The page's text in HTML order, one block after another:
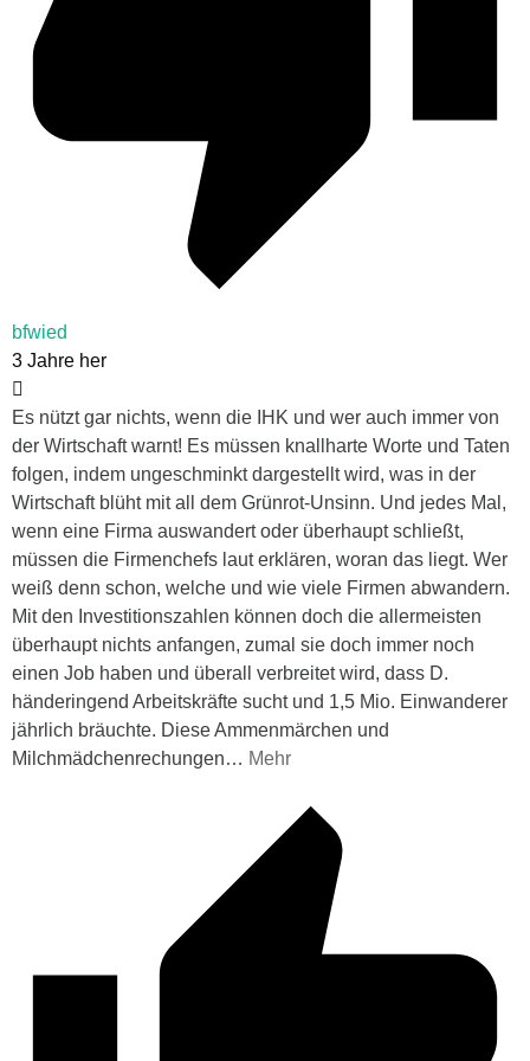
bfwied
3 Jahre her
Es nützt gar nichts, wenn die IHK und wer auch immer von
der Wirtschaft warnt! Es müssen knallharte Worte und Taten
folgen, indem ungeschminkt dargestellt wird, was in der
Wirtschaft blüht mit all dem Grünrot-Unsinn. Und jedes Mal,
wenn eine Firma auswandert oder überhaupt schließt,
müssen die Firmenchefs laut erklären, woran das liegt. Wer
weiß denn schon, welche und wie viele Firmen abwandern.
Mit den Investitionszahlen können doch die allermeisten
überhaupt nichts anfangen, zumal sie doch immer noch
einen Job haben und überall verbreitet wird, dass D.
händeringend Arbeitskräfte sucht und 1,5 Mio. Einwanderer
jährlich bräuchte. Diese Ammenmärchen und
Milchmädchenrechungen… Mehr